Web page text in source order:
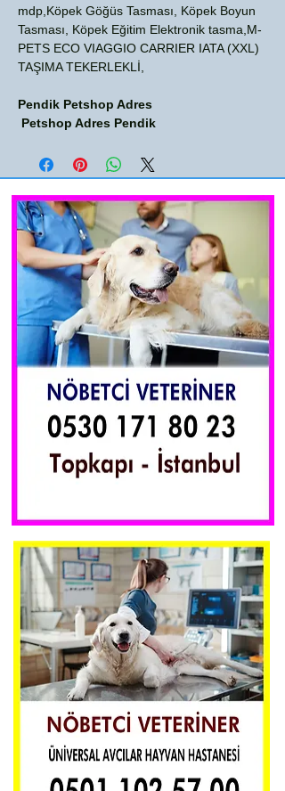
mdp,Köpek Göğüs Tasması, Köpek Boyun
Tasması, Köpek Eğitim Elektronik tasma,M-
PETS ECO VIAGGIO CARRIER IATA (XXL)
TAŞIMA TEKERLEKLİ,
Pendik Petshop Adres
Petshop Adres Pendik